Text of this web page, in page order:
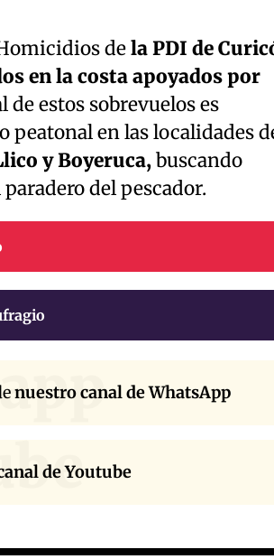
dela PDI de
en la costa apoyados por
estos sobrevuelos es
peatonal en las localidades
y Boyeruca,buscando
del pescador.
nuestro canal de WhatsApp
de Youtube